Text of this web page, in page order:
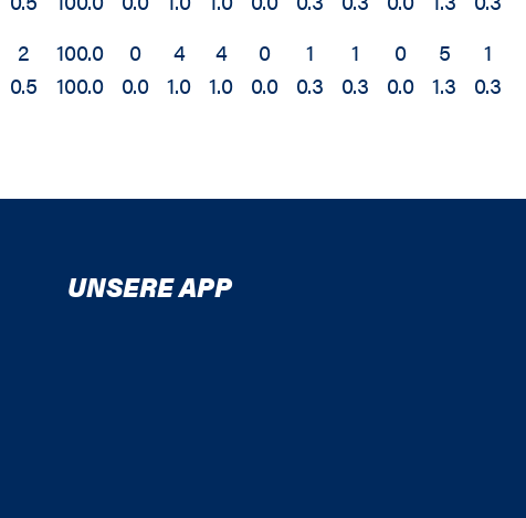
2
0.5
100.0
100.0
0
0.0
4
1.0
4
1.0
0
0.0
1
0.3
1
0.3
0
0.0
5
1.3
1
0.3
UNSERE APP